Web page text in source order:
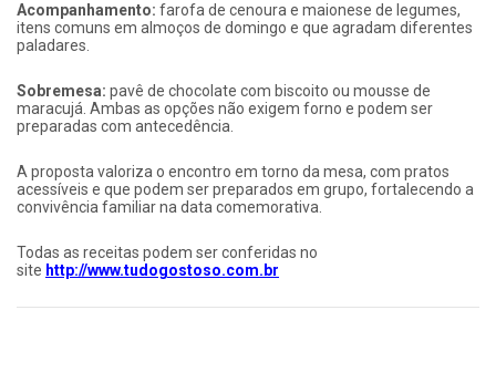
Acompanhamento: farofa de cenoura e maionese de legumes,
itens comuns em almoços de domingo e que agradam diferentes
paladares.
Sobremesa: pavê de chocolate com biscoito ou mousse de
maracujá. Ambas as opções não exigem forno e podem ser
preparadas com antecedência.
A proposta valoriza o encontro em torno da mesa, com pratos
acessíveis e que podem ser preparados em grupo, fortalecendo a
convivência familiar na data comemorativa.
Todas as receitas podem ser conferidas no
site http://www.tudogostoso.com.br